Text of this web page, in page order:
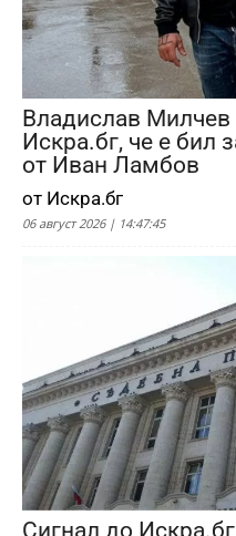
Владислав Милчев
Искра.бг, че е бил
от Иван Ламбов
от Искра.бг
06 август 2026 | 14:47:45
Сигнал до